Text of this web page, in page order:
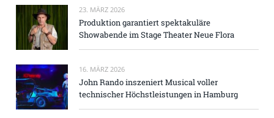
23. MÄRZ 2026
Produktion garantiert spektakuläre
Showabende im Stage Theater Neue Flora
16. MÄRZ 2026
John Rando inszeniert Musical voller
technischer Höchstleistungen in Hamburg